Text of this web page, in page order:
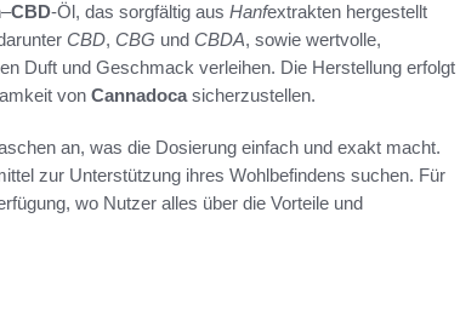
–CBD-Öl, das sorgfältig aus Hanfextrakten hergestellt
CBD, CBG und CBDA, sowie wertvolle,
Duft und Geschmack verleihen. Die Herstellung erfolgt
von Cannadocasicherzustellen.
an, was die Dosierung einfach und exakt macht.
zur Unterstützung ihres Wohlbefindens suchen. Für
wo Nutzer alles über die Vorteile und